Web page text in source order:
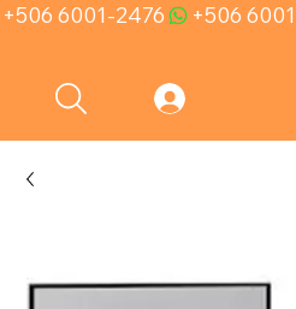
+506 6001-2476